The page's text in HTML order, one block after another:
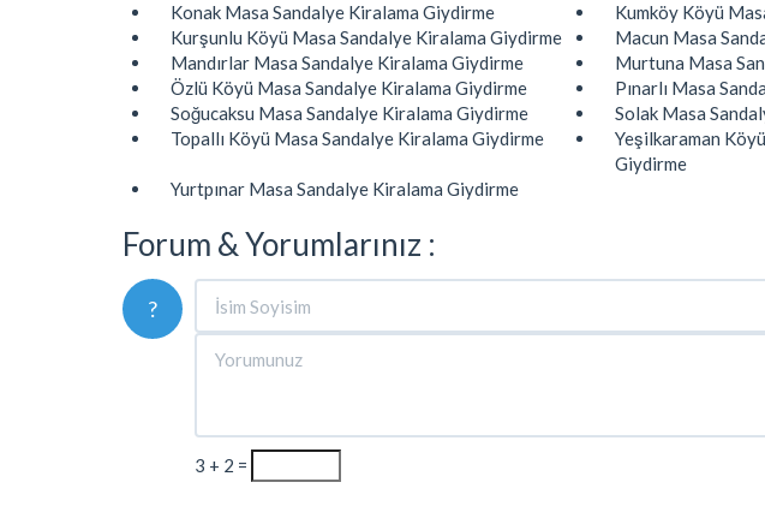
Konak Masa Sandalye Kiralama Giydirme
Kumköy Köyü
Kurşunlu Köyü Masa Sandalye Kiralama Giydirme
Macun Masa
Mandırlar Masa Sandalye Kiralama Giydirme
Murtuna Masa
Özlü Köyü Masa Sandalye Kiralama Giydirme
Pınarlı Masa
Soğucaksu Masa Sandalye Kiralama Giydirme
Solak Masa
Topallı Köyü Masa Sandalye Kiralama Giydirme
Yeşilkaraman
Giydirme
Yurtpınar Masa Sandalye Kiralama Giydirme
Forum & Yorumlarınız :
?
3 + 2 =